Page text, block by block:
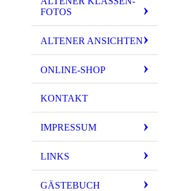
FOTOS
ALTENER ANSICHTEN
ONLINE-SHOP
KONTAKT
IMPRESSUM
LINKS
GÄSTEBUCH